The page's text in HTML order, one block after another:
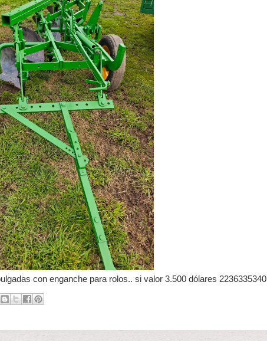
con enganche para rolos.. si valor 3.500 dólares 2236335340